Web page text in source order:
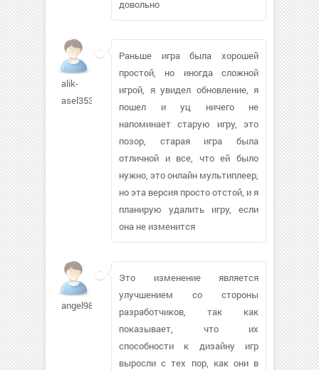
довольно
alik-
asel353
Раньше игра была хорошей
простой, но иногда сложной
игрой, я увидел обновление, я
пошел и уц ничего не
напоминает старую игру, это
позор, старая игра была
отличной и все, что ей было
нужно, это онлайн мультиплеер,
но эта версия просто отстой, и я
планирую удалить игру, если
она не изменится
angel9804
Это изменение является
улучшением со стороны
разработчиков, так как
показывает, что их
способности к дизайну игр
выросли с тех пор, как они в